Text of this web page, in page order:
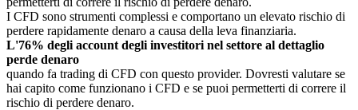
I CFD sono strumenti complessi e comportano un elevato rischio di
perdere rapidamente denaro a causa della leva finanziaria.
L'76% degli account degli investitori nel settore al dettaglio
perde denaro
quando fa trading di CFD con questo provider. Dovresti valutare se
hai capito come funzionano i CFD e se puoi permetterti di correre il
rischio di perdere denaro.